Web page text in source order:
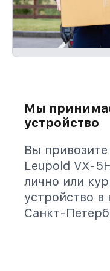
Мы
устройство
Вы
Leupold VX-
лично или
устройство
Санкт-